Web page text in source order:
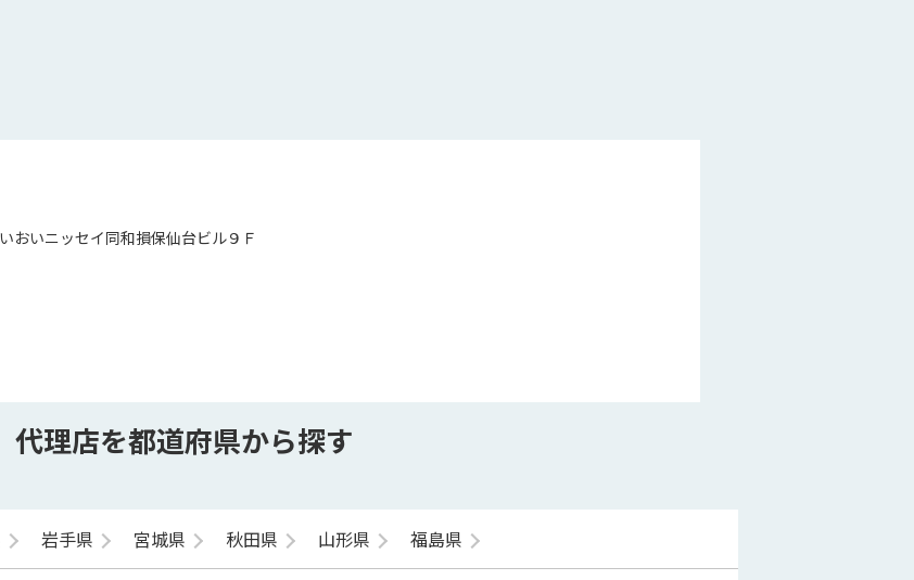
いニッセイ同和損保仙台ビル９Ｆ
代理店を都道府県から探す
岩手県 宮城県 秋田県 山形県 福島県